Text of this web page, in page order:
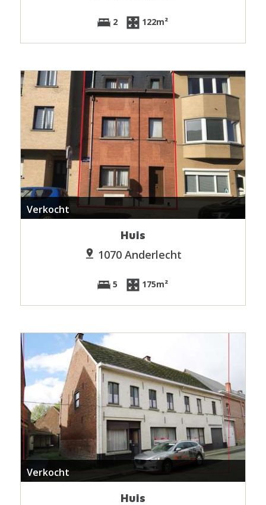
2 122m²
Verkocht
Huis
1070 Anderlecht
5 175m²
Verkocht
Huis